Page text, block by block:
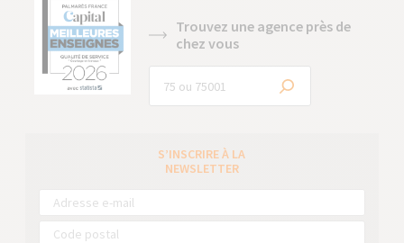
Trouvez une agence près de
chez vous
S’INSCRIRE À LA
NEWSLETTER